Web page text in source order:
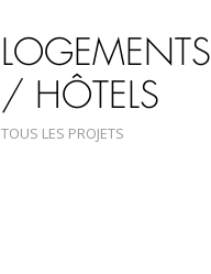
LOGEMENTS
/ HÔTELS
TOUS LES PROJETS